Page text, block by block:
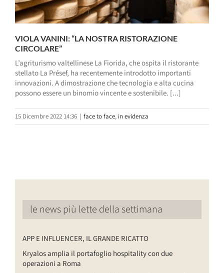
VIOLA VANINI: “LA NOSTRA RISTORAZIONE
CIRCOLARE”
L’agriturismo valtellinese La Fiorida, che ospita il ristorante
stellato La Présef, ha recentemente introdotto importanti
innovazioni. A dimostrazione che tecnologia e alta cucina
possono essere un binomio vincente e sostenibile. [...]
15 Dicembre 2022 14:36 | face to face, in evidenza
le news più lette della settimana
APP E INFLUENCER, IL GRANDE RICATTO
Kryalos amplia il portafoglio hospitality con due
operazioni a Roma